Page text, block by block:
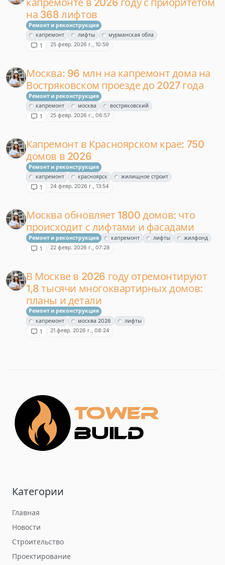
капремонте в 2026 году с приоритетом
на 368 лифтов
Ремонт и реконструкция
капремонт
лифты мурманская обла
1 25 февр. 2026 г., 10:59
Москва: 96 млн на капремонт дома на
Востряковском проезде до 2027 года
Ремонт и реконструкция
капремонт
москва востряковский
1 25 февр. 2026 г., 06:57
Капремонт в Красноярском крае: 750
домов в 2026
Ремонт и реконструкция
капремонт
красноярск жилищное строит
1 24 февр. 2026 г., 13:54
Москва обновляет 1800 домов: что
происходит с лифтами и фасадами
Ремонт и реконструкция капремонт лифты жилфонд
1 22 февр. 2026 г., 07:28
В Москве в 2026 году отремонтируют
1,8 тысячи многоквартирных домов:
планы и детали
Ремонт и реконструкция
капремонт
москва 2026 лифты
1 21 февр. 2026 г., 08:24
Категории
Главная
Новости
Строительство
Проектирование